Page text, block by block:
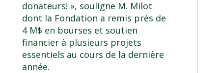
donateurs! », souligne M. Milot
dont la Fondation a remis près de
4 M$ en bourses et soutien
financier à plusieurs projets
essentiels au cours de la dernière
année.